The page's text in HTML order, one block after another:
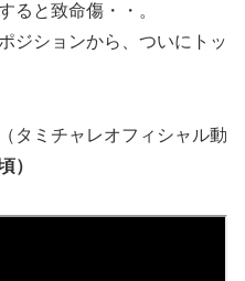
ると致命傷・・。
ジションから、ついにトッ
タミチャレオフィシャル動
）